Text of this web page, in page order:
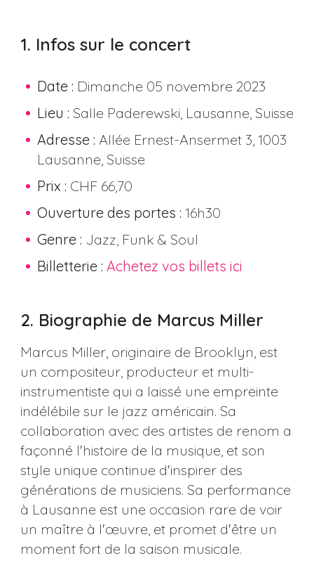
1. Infos sur le concert
Date : Dimanche 05 novembre 2023
Lieu : Salle Paderewski, Lausanne, Suisse
Adresse : Allée Ernest-Ansermet 3, 1003
Lausanne, Suisse
Prix : CHF 66,70
Ouverture des portes : 16h30
Genre : Jazz, Funk & Soul
Billetterie : Achetez vos billets ici
2. Biographie de Marcus Miller
Marcus Miller, originaire de Brooklyn, est
un compositeur, producteur et multi-
instrumentiste qui a laissé une empreinte
indélébile sur le jazz américain. Sa
collaboration avec des artistes de renom a
façonné l'histoire de la musique, et son
style unique continue d'inspirer des
générations de musiciens. Sa performance
à Lausanne est une occasion rare de voir
un maître à l'œuvre, et promet d'être un
moment fort de la saison musicale.